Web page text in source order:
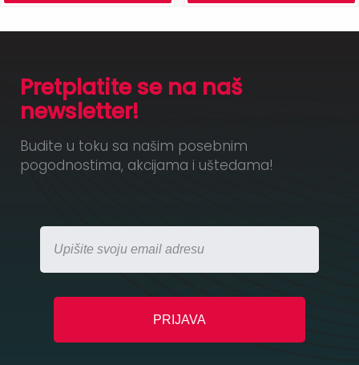
Pretplatite se na naš
newsletter!
Budite u toku sa našim posebnim
pogodnostima, akcijama i uštedama!